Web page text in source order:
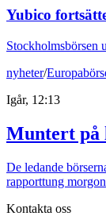
Yubico
Stockholmsbörsen
nyheter/
Igår, 12:13
Muntert på
De ledande
rapporttung
Kontakta oss